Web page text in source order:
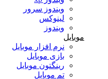
ویندوز سرور
لینوکس
ویندوز
موبایل
نرم افزار موبایل
بازی موبایل
رینگتون موبایل
تم موبایل